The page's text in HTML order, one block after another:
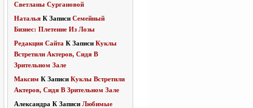
Светланы Сургановой
НатальяК Записи Семейный
Бизнес: Плетение Из Лозы
Редакция Сайта К Записи Куклы
Встретили Актеров, Сидя В
Зрительном Зале
Максим К Записи Куклы Встретили
Актеров, Сидя В Зрительном Зале
Александра К Записи Любимые